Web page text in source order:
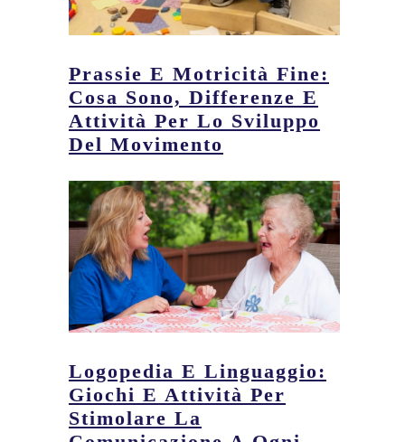
Prassie E Motricità Fine:
Cosa Sono, Differenze E
Attività Per Lo Sviluppo
Del Movimento
Logopedia E Linguaggio:
Giochi E Attività Per
Stimolare La